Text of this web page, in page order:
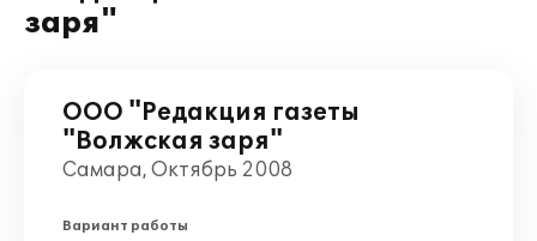
заря"
ООО "Редакция газеты
"Волжская заря"
Самара, Октябрь 2008
Вариант работы